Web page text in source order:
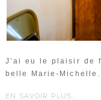
J’ai eu le plaisir de
belle Marie-
EN SAVOIR PLUS...